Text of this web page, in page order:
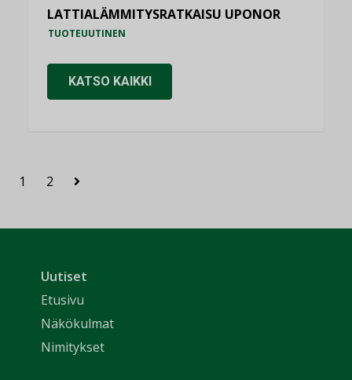
LATTIALÄMMITYSRATKAISU UPONOR
TUOTEUUTINEN
KATSO KAIKKI
1 2
Uutiset
Etusivu
Näkökulmat
Nimitykset